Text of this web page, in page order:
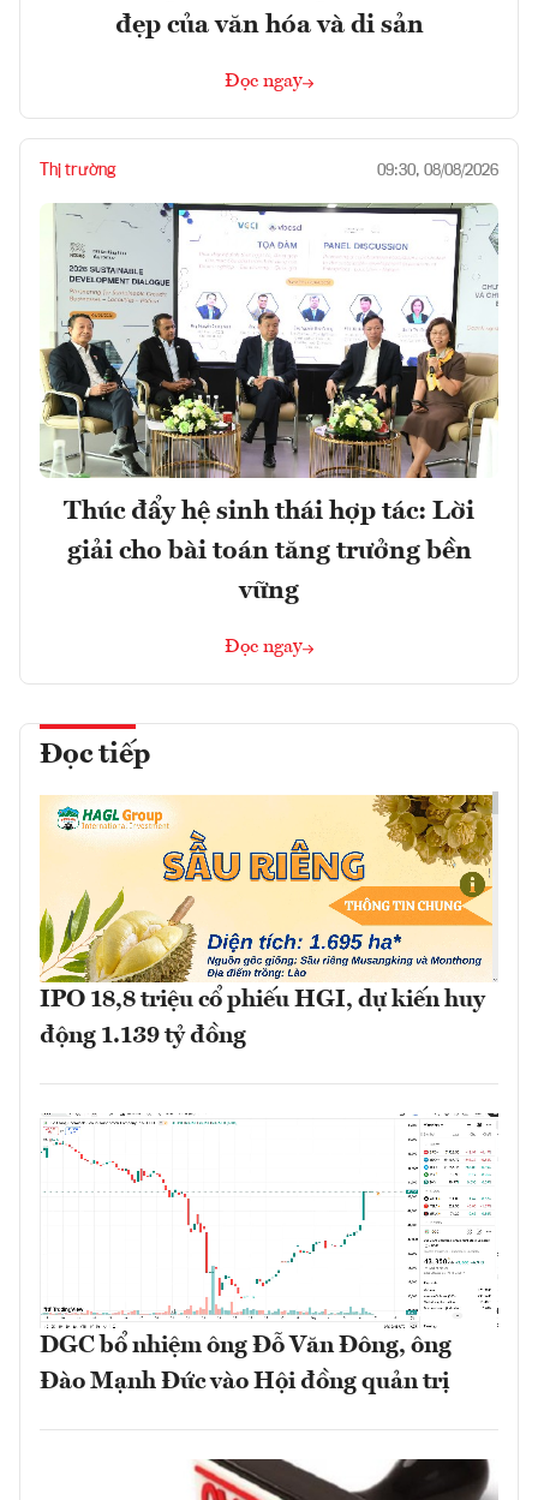
đẹp của văn hóa và di sản
Đọc ngay
Thị trường 09:30, 08/08/2026
Thúc đẩy hệ sinh thái hợp tác: Lời
giải cho bài toán tăng trưởng bền
vững
Đọc ngay
Đọc tiếp
IPO 18,8 triệu cổ phiếu HGI, dự kiến huy
động 1.139 tỷ đồng
DGC bổ nhiệm ông Đỗ Văn Đông, ông
Đào Mạnh Đức vào Hội đồng quản trị